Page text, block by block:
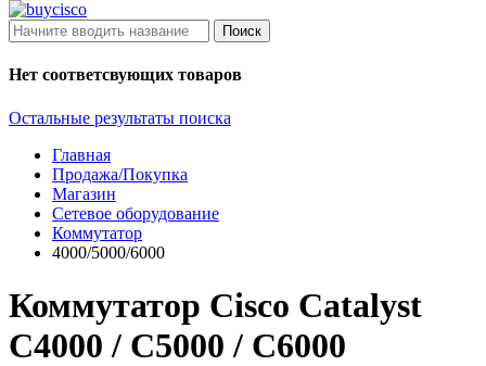
Поиск
Нет соответсвующих товаров
Остальные результаты поиска
Главная
Продажа/Покупка
Магазин
Сетевое оборудование
Коммутатор
4000/5000/6000
Коммутатор Cisco Catalyst
C4000 / C5000 / C6000